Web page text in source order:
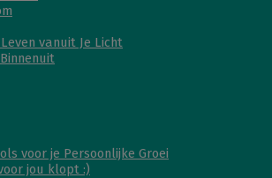
vanuit Je Licht
voor je Persoonlijke Groei
jou klopt :)